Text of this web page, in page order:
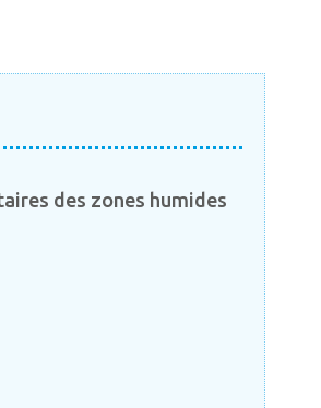
des zones humides